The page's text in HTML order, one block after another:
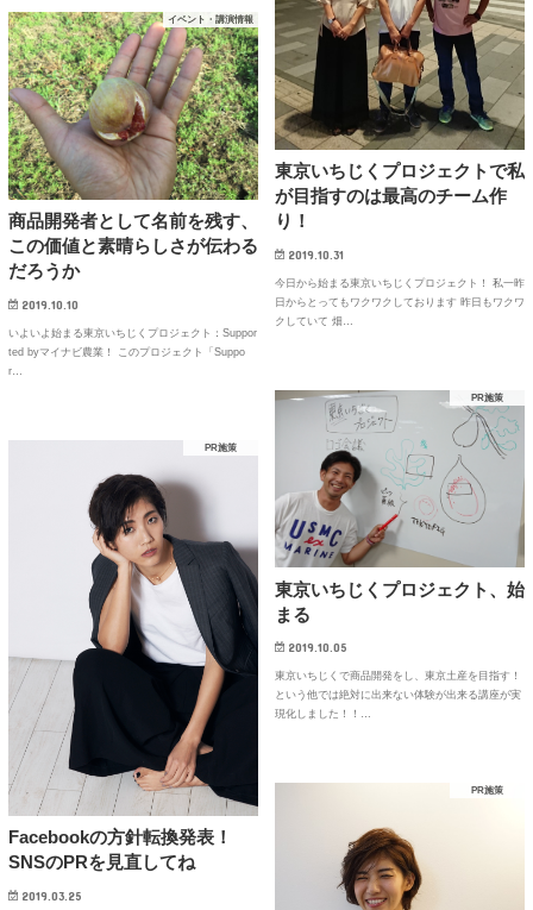
東京いちじくプロジェクトで私
が目指すのは最高のチーム作
り！
2019.10.31
今日から始まる東京いちじくプロジェクト！ 私一昨
日からとってもワクワクしております 昨日もワクワ
クしていて 畑…
イベント・講演情報
商品開発者として名前を残す、
この価値と素晴らしさが伝わる
だろうか
2019.10.10
いよいよ始まる東京いちじくプロジェクト：Suppor
ted byマイナビ農業！ このプロジェクト「Suppo
r…
PR施策
東京いちじくプロジェクト、始
まる
2019.10.05
東京いちじくで商品開発をし、東京土産を目指す！
という他では絶対に出来ない体験が出来る講座が実
現化しました！！…
PR施策
Facebookの方針転換発表！
SNSのPRを見直してね
2019.03.25
PR施策